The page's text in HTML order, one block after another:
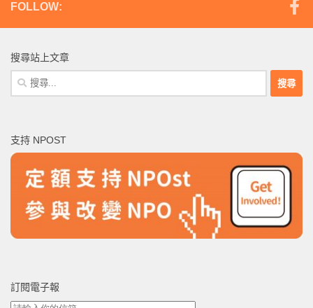
FOLLOW:
搜尋站上文章
搜
尋
字:
支持 NPOST
訂閱電子報